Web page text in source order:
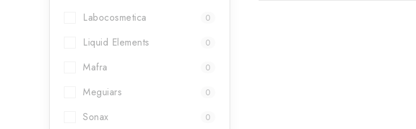
Labocosmetica 0
Liquid Elements 0
Mafra 0
Meguiars 0
Sonax 0